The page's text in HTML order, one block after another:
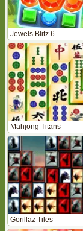
Jewels Blitz 6
Mahjong Titans
Gorillaz Tiles